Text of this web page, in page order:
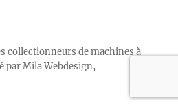
collectionneurs de machines à
parMila Webdesign,